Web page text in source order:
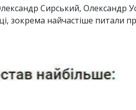
Сирський, Олександр
зокрема найчастіше питали